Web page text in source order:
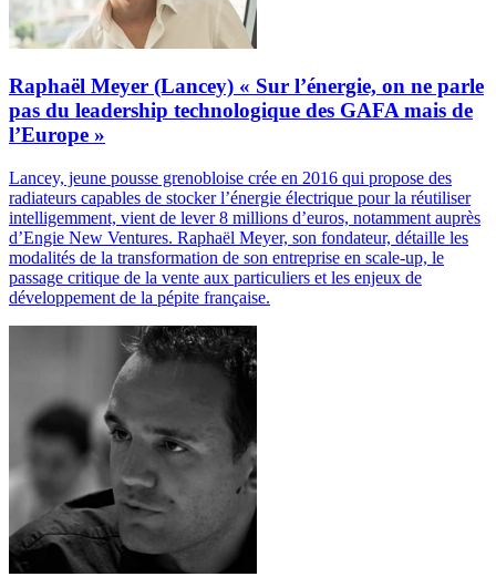
Raphaël Meyer (Lancey) « Sur l’énergie, on ne parle
pas du leadership technologique des GAFA mais de
l’Europe »
Lancey, jeune pousse grenobloise crée en 2016 qui propose des
radiateurs capables de stocker l’énergie électrique pour la réutiliser
intelligemment, vient de lever 8 millions d’euros, notamment auprès
d’Engie New Ventures. Raphaël Meyer, son fondateur, détaille les
modalités de la transformation de son entreprise en scale-up, le
passage critique de la vente aux particuliers et les enjeux de
développement de la pépite française.